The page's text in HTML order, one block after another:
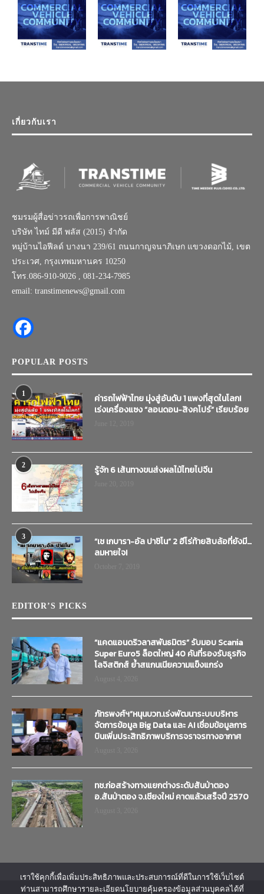
เกี่ยวกับเรา
ชมรมผู้สื่อข่าวรถเพื่อการพาณิชย์
บริษัท ไทม์ มีดี พลัส (2015) จำกัด
หมู่บ้านไอฟีลด์ บางนา 239/61 ถนนกาญจนาภิเษก แขวงดอกไม้, เขต
ประเวศ, กรุงเทพมหานคร 10250
โทร.086-910-9026 , 081-234-7985
email: transtimenews@gmail.com
POPULAR POSTS
1
ค่ารถไฟฟ้าไทย มุ่งสู่อันดับ 1 แพงที่สุดในโลก!
เร่งเครื่องแซง “ลอนดอน-สิงคโปร์” เรียบร้อย
2 รู้จัก 6 เส้นทางขนส่งผลไม้ไทยไปจีน
3
“เช เกบารา-อัล ปาชิโน” 2 ฮีโร่ท้ายสิบล้อที่ยังมี…
ลมหายใจ!
EDITOR’S PICKS
“แคดแอนดริวลาสพันธมิตร” รับมอบ Scania
Super Euro5 ล็อตใหญ่ 40 คันที่รองรับธุรกิจ
โลจิสติกส์ ย้ำสแกนเนียความแข็งแกร่ง
ภัทรพงศ์ฯ”หนุนบวท.เร่งพัฒนาระบบบริหาร
จัดการข้อมูล Big Data และ AI เชื่อมข้อมูลการ
บินเพิ่มประสิทธิภาพบริการจราจรทางอากาศ
ทช.ก่อสร้างทางแยกต่างระดับสันป่าตอง
อ.สันป่าตอง จ.เชียงใหม่ คาดแล้วเสร็จปี 2570
เราใช้คุกกี้เพื่อเพิ่มประสิทธิภาพและประสบการณ์ที่ดีในการใช้เว็บไซต์
ท่านสามารถศึกษารายละเอียดนโยบายคุ้มครองข้อมูลส่วนบุคคลได้ที่